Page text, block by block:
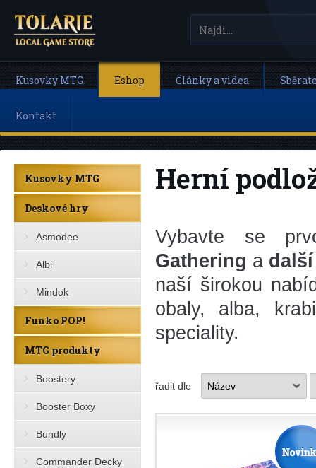
Kusovky MTG Eshop Články a videa
Kontakt
Kusovky MTG
Deskové hry
Asmodee
Albi
Mindok
Funko POP!
MTG produkty
Boostery
Booster Boxy
Bundly
Commander Decky
Herní
Vybavte se
Gathering a
naší širokou
obaly, alba,
speciality.
řadit dle